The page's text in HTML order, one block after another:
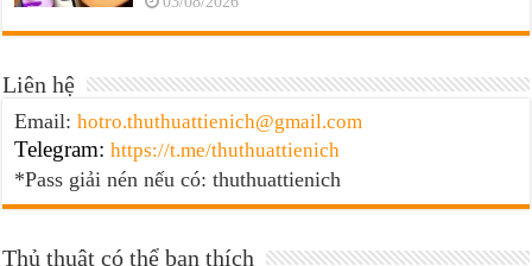
Liên hệ
Email:hotro.thuthuattienich@gmail.com
Telegram: https://t.me/thuthuattienich
*Pass giải nén nếu có: thuthuattienich
Thủ thuật có thể bạn thích